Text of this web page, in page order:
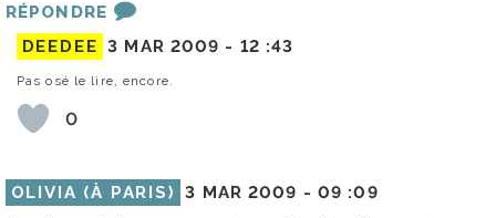
RÉPONDRE
DEEDEE 3 MAR 2009 - 12 :43
Pas osé le lire, encore.
0
OLIVIA (À PARIS) 3 MAR 2009 - 09 :09